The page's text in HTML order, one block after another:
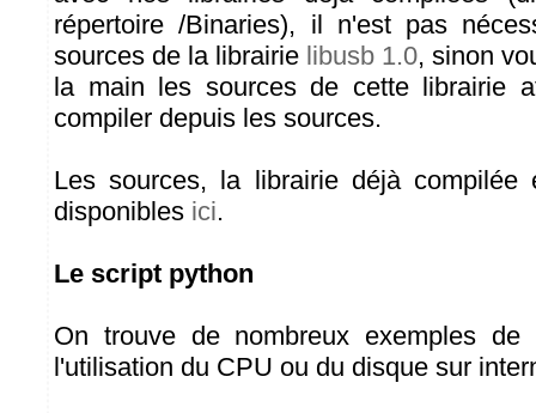
répertoire /Binaries), il n'est pas
sources de la librairie libusb 1.0, sinon
la main les sources de cette librairie
compiler depuis les sources.
Les sources, la librairie déjà compilée
disponibles ici.
Le script python
On trouve de nombreux exemples de
l'utilisation du CPU ou du disque sur